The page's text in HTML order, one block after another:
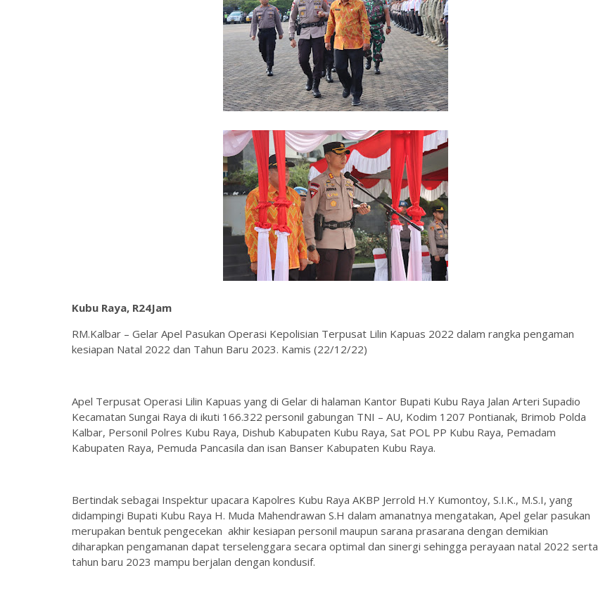
Kubu Raya, R24Jam
RM.Kalbar – Gelar Apel Pasukan Operasi Kepolisian Terpusat Lilin Kapuas 2022 dalam rangka pengaman
kesiapan Natal 2022 dan Tahun Baru 2023. Kamis (22/12/22)
Apel Terpusat Operasi Lilin Kapuas yang di Gelar di halaman Kantor Bupati Kubu Raya Jalan Arteri Supadio
Kecamatan Sungai Raya di ikuti 166.322 personil gabungan TNI – AU, Kodim 1207 Pontianak, Brimob Polda
Kalbar, Personil Polres Kubu Raya, Dishub Kabupaten Kubu Raya, Sat POL PP Kubu Raya, Pemadam
Kabupaten Raya, Pemuda Pancasila dan isan Banser Kabupaten Kubu Raya.
Bertindak sebagai Inspektur upacara Kapolres Kubu Raya AKBP Jerrold H.Y Kumontoy, S.I.K., M.S.I, yang
didampingi Bupati Kubu Raya H. Muda Mahendrawan S.H dalam amanatnya mengatakan, Apel gelar pasukan
merupakan bentuk pengecekan akhir kesiapan personil maupun sarana prasarana dengan demikian
diharapkan pengamanan dapat terselenggara secara optimal dan sinergi sehingga perayaan natal 2022 serta
tahun baru 2023 mampu berjalan dengan kondusif.